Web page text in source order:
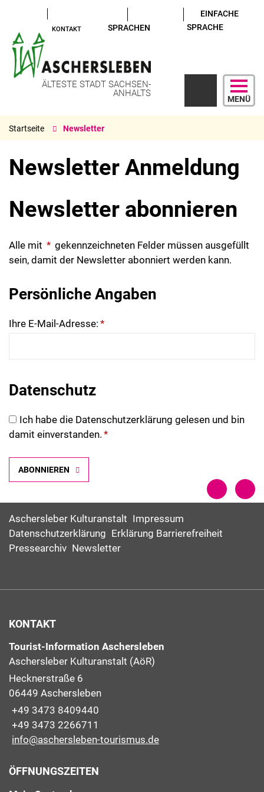
KONTAKT SPRACHEN
EINFACHE
SPRACHE
ÄLTESTE STADT SACHSEN-
ANHALTS
MENÜ
Startseite Newsletter
Newsletter Anmeldung
Newsletter abonnieren
Alle mit * gekennzeichneten Felder müssen ausgefüllt
sein, damit der Newsletter abonniert werden kann.
Persönliche Angaben
Ihre E-Mail-Adresse: *
Datenschutz
Ich habe die Datenschutzerklärung gelesen und bin
damit einverstanden. *
ABONNIEREN
Aschersleber Kulturanstalt Impressum
Datenschutzerklärung Erklärung Barrierefreiheit
Pressearchiv Newsletter
KONTAKT
Tourist-Information Aschersleben
Aschersleber Kulturanstalt (AöR)
Hecknerstraße 6
06449 Aschersleben
+49 3473 8409440
+49 3473 2266711
info@aschersleben-tourismus.de
ÖFFNUNGSZEITEN